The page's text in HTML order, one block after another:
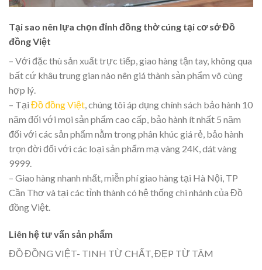
Tại sao nên lựa chọn đỉnh đồng thờ cúng tại cơ sở Đồ
đồng Việt
– Với đặc thù sản xuất trực tiếp, giao hàng tận tay, không qua
bất cứ khâu trung gian nào nên giá thành sản phẩm vô cùng
hợp lý.
– Tại Đồ đồng Việt, chúng tôi áp dụng chính sách bảo hành 10
năm đối với mọi sản phẩm cao cấp, bảo hành ít nhất 5 năm
đối với các sản phẩm nằm trong phân khúc giá rẻ, bảo hành
trọn đời đối với các loại sản phẩm mạ vàng 24K, dát vàng
9999.
– Giao hàng nhanh nhất, miễn phí giao hàng tại Hà Nội, TP
Cần Thơ và tại các tỉnh thành có hệ thống chi nhánh của Đồ
đồng Việt.
Liên hệ tư vấn sản phẩm
ĐỒ ĐỒNG VIỆT- TINH TỪ CHẤT, ĐẸP TỪ TÂM